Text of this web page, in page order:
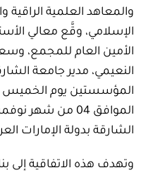
والمعاهد العلمية الراقية
الإسلامي، وقَّع معالي
الأمين العام للمجمع،
النعيمي، مدير جامعة
الشارقة بدولة الإمارات
وتهدف هذه الاتفاقية إلى